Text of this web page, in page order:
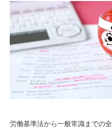
労働基準法から一般常識までの